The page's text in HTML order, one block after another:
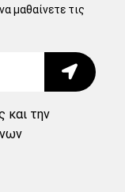
μαθαίνετε τις
Submit
και την